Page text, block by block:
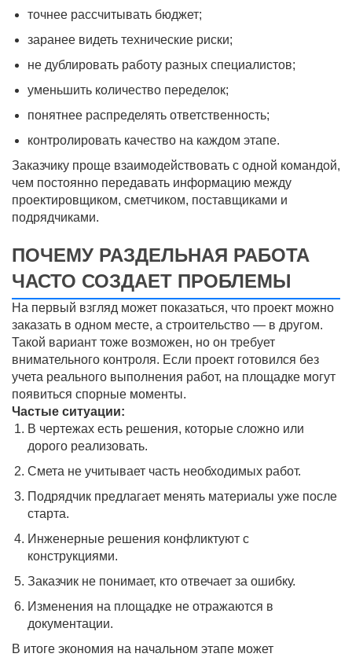
точнее рассчитывать бюджет;
заранее видеть технические риски;
не дублировать работу разных специалистов;
уменьшить количество переделок;
понятнее распределять ответственность;
контролировать качество на каждом этапе.
Заказчику проще взаимодействовать с одной командой,
чем постоянно передавать информацию между
проектировщиком, сметчиком, поставщиками и
подрядчиками.
ПОЧЕМУ РАЗДЕЛЬНАЯ РАБОТА
ЧАСТО СОЗДАЕТ ПРОБЛЕМЫ
На первый взгляд может показаться, что проект можно
заказать в одном месте, а строительство — в другом.
Такой вариант тоже возможен, но он требует
внимательного контроля. Если проект готовился без
учета реального выполнения работ, на площадке могут
появиться спорные моменты.
Частые ситуации:
В чертежах есть решения, которые сложно или
дорого реализовать.
Смета не учитывает часть необходимых работ.
Подрядчик предлагает менять материалы уже после
старта.
Инженерные решения конфликтуют с
конструкциями.
Заказчик не понимает, кто отвечает за ошибку.
Изменения на площадке не отражаются в
документации.
В итоге экономия на начальном этапе может